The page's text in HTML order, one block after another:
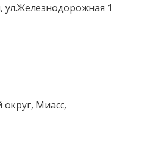
ул.Железнодорожная 1
округ, Миасс,